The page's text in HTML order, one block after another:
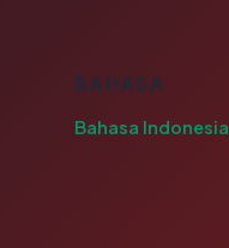
BAHASA
Bahasa Indonesia